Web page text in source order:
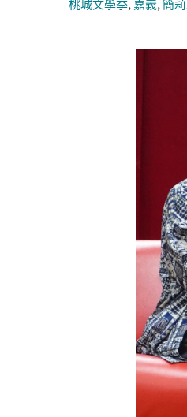
桃城文學季, 嘉義,簡